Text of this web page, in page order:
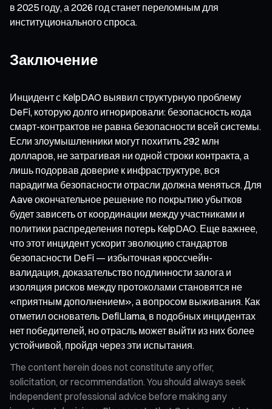
в 2025 году, а 2026 год станет переломным для
институционального спроса.
Заключение
Инцидент с KelpDAO выявил структурную проблему
DeFi, которую долго игнорировали: безопасность кода
смарт-контрактов не равна безопасности всей системы.
Если злоумышленники могут похитить 292 млн
долларов, не затрагивая ни одной строки контракта, а
лишь подорвав доверие к инфраструктуре, вся
парадигма безопасности отрасли должна меняться. Для
Aave окончательное решение по покрытию убытков
будет зависеть от координации между участниками и
политики распределения потерь KelpDAO. Еще важнее,
что этот инцидент ускорит эволюцию стандартов
безопасности DeFi — избыточная кроссчейн-
валидация, доказательство подлинности залога и
изоляция рисков между протоколами становятся не
«приятным дополнением», а вопросом выживания. Как
отметил основатель DefiLlama, в подобных инцидентах
нет победителей, но отрасль может выйти из них более
устойчивой, пройдя через эти испытания.
The content herein does not constitute any offer,
solicitation, or recommendation. You should always seek
independent professional advice before making any